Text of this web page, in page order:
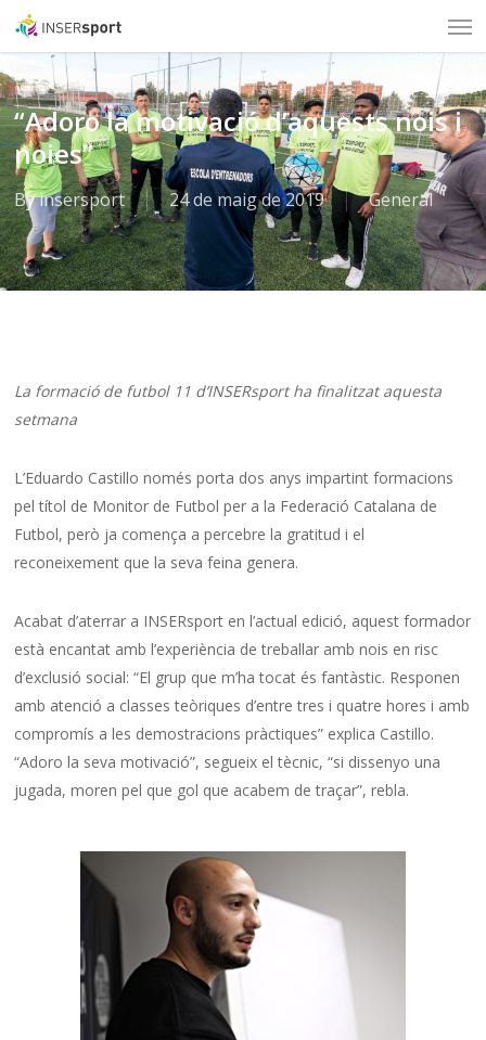
main
content
“Adoro la motivació d’aquests nois i
noies”
Byinsersport 24 de maig de 2019 General
La formació de futbol 11 d’INSERsport ha finalitzat aquesta
setmana
L’Eduardo Castillo només porta dos anys impartint formacions
pel títol de Monitor de Futbol per a la Federació Catalana de
Futbol, però ja comença a percebre la gratitud i el
reconeixement que la seva feina genera.
Acabat d’aterrar a INSERsport en l’actual edició, aquest formador
està encantat amb l’experiència de treballar amb nois en risc
d’exclusió social: “El grup que m’ha tocat és fantàstic. Responen
amb atenció a classes teòriques d’entre tres i quatre hores i amb
compromís a les demostracions pràctiques” explica Castillo.
“Adoro la seva motivació”, segueix el tècnic, “si dissenyo una
jugada, moren pel que gol que acabem de traçar”, rebla.